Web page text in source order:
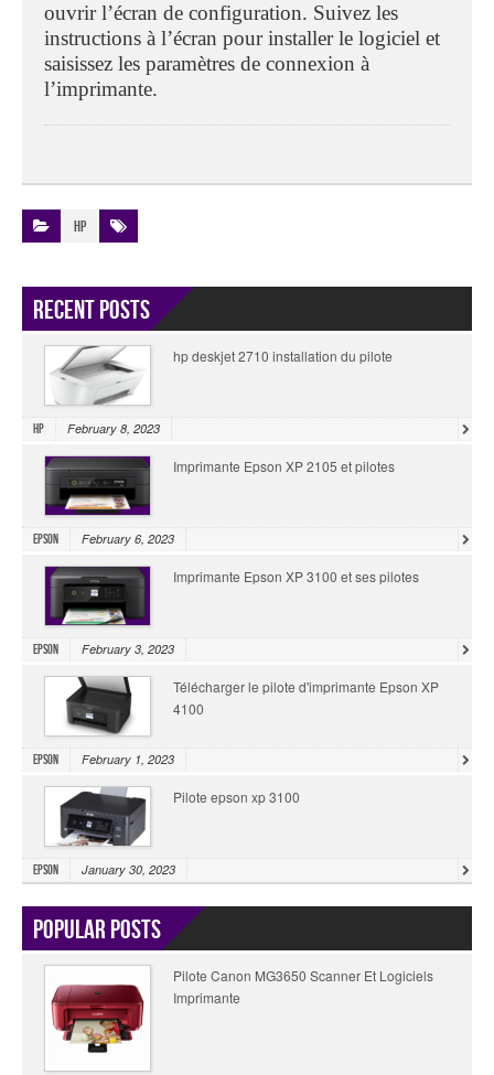
ouvrir l’écran de configuration. Suivez les
instructions à l’écran pour installer le logiciel et
saisissez les paramètres de connexion à
l’imprimante.
HP
Recent Posts
hp deskjet 2710 installation du pilote
HP February 8, 2023
Imprimante Epson XP 2105 et pilotes
Epson February 6, 2023
Imprimante Epson XP 3100 et ses pilotes
Epson February 3, 2023
Télécharger le pilote d'imprimante Epson XP
4100
Epson February 1, 2023
Pilote epson xp 3100
Epson January 30, 2023
Popular Posts
Pilote Canon MG3650 Scanner Et Logiciels
Imprimante